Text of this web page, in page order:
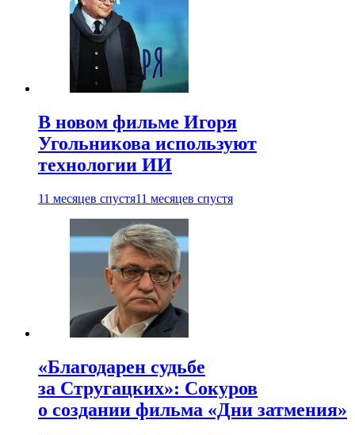
В новом фильме Игоря
Угольникова используют
технологии ИИ
11 месяцев спустя11 месяцев спустя
«Благодарен судьбе
за Стругацких»: Сокуров
о создании фильма «Дни затмения»